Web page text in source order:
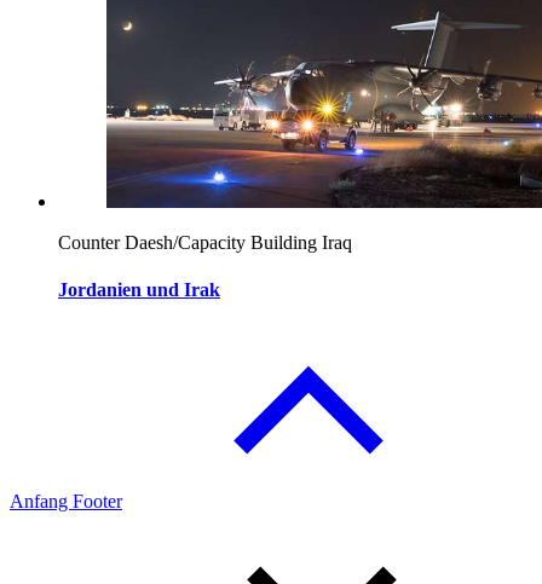
Counter Daesh/Capacity Building Iraq
Jordanien und Irak
Anfang Footer